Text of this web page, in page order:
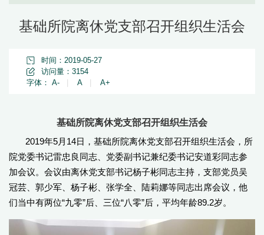
基础所院离休党支部召开组织生活会
时间：2019-05-27
访问量： 3154
字体： A- A A+
基础所院离休党支部召开组织生活会
2019年5月14日，基础所院离休党支部召开组织生活会，所
院党委书记雷忠良同志、党委副书记兼纪委书记安道彩同志参
加会议。会议由离休党支部书记杨子彬同志主持，支部党员吴
冠芸、郭少军、杨子彬、张学全、陆莉娜等同志出席会议，他
们当中有两位“九零”后、三位“八零”后，平均年龄89.2岁。